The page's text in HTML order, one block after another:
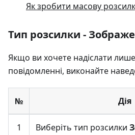
Як зробити масову
Тип розсилки -
Якщо ви хочете надіслати
повідомленні, виконайте
№ Дія
1 Виберіть тип розсилки